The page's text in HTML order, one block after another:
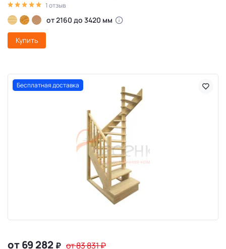
1 отзыв
от 2160 до 3420 мм
Купить
Бесплатная доставка
от 69 282 ₽ от 83 831₽